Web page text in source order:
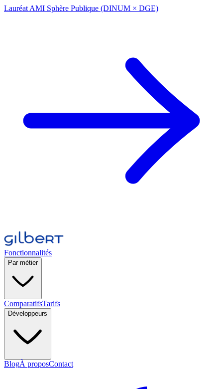
Lauréat AMI Sphère Publique (DINUM × DGE)
Fonctionnalités
Par métier
ComparatifsTarifs
Développeurs
BlogÀ proposContact